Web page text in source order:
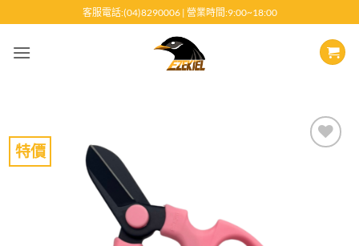
至
客服電話:(04)8290006 | 營業時間:9:00~18:00
特價